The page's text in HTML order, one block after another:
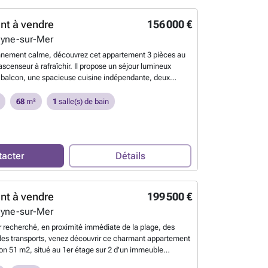
principale ou un investissement. Une cave vient
également. Parking collectif, possibilité
en supplément qui est loué. Contactez Anaïs au
sur les risques auxquels ce bien est exposé sont
site Géorisques : ### 1 En savoir plus ?
156 000 €
à vendre
sur-Mer
calme, découvrez cet appartement 3 pièces au
à rafraîchir. Il propose un séjour lumineux
une spacieuse cuisine indépendante, deux
idéal pour optimiser vos rangements. Une cave et une
privative complètent ce bien. Un appartement
68m² 1 salle(s) de bain
Détails
199 500 €
à vendre
sur-Mer
recherché, en proximité immédiate de la plage, des
transports, venez découvrir ce charmant appartement
51 m2, situé au 1er étage sur 2 d'un immeuble